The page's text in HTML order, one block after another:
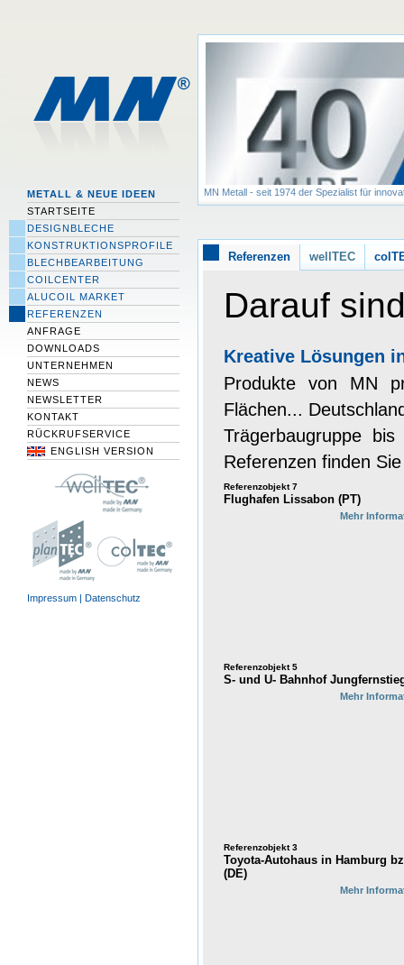
METALL & NEUE IDEEN
STARTSEITE
DESIGNBLECHE
KONSTRUKTIONSPROFILE
BLECHBEARBEITUNG
COILCENTER
ALUCOIL MARKET
REFERENZEN
ANFRAGE
DOWNLOADS
UNTERNEHMEN
NEWS
NEWSLETTER
KONTAKT
RÜCKRUFSERVICE
ENGLISH VERSION
Impressum | Datenschutz
MN Metall - seit 1974 der Spezialist für
Referenzen wellTEC
Darauf
Kreative Lösungen
Produkte von MN
Flächen...
Trägerbaugruppe
Referenzen finden
Referenzobjekt 7
Flughafen Lissabon (PT)
Mehr
Referenzobjekt 5
S- und U- Bahnhof
Mehr
Referenzobjekt 3
Toyota-Autohaus in Hamburg
(DE)
Mehr